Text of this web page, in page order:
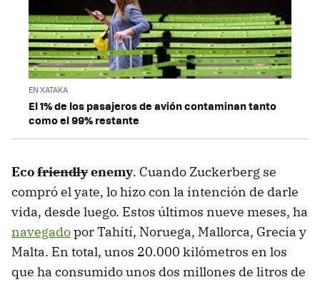
EN XATAKA
El 1% de los pasajeros de avión contaminan tanto
como el 99% restante
Ecofriendlyenemy. Cuando Zuckerberg se
compró el yate, lo hizo con la intención de darle
vida, desde luego. Estos últimos nueve meses, ha
navegadopor Tahití, Noruega, Mallorca, Grecia y
Malta. En total, unos 20.000 kilómetros en los
que ha consumido unos dos millones de litros de